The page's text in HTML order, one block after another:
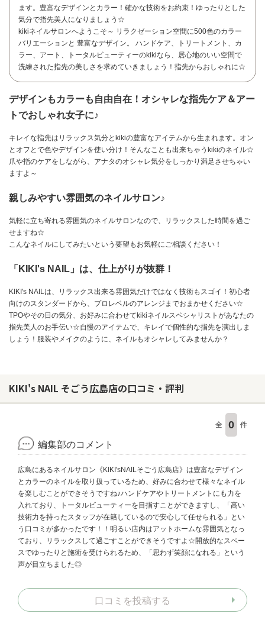
お問い合わせ
ます。豊富なデザインとカラー！確かな技術をお約束！ゆったりとした
気分で指先美人になりましょう☆
kikiネイルサロンへようこそ～ リラクゼーション空間に500色のカラー
バリエーションと 豊富なデザイン。 ハンドケア、トリートメント、カ
ラー、アート、トータルビューティーのkikiなら、居心地のいい空間で
洗練された指先の美しさを求めていきましょう！指先からおしゃれに☆
デザインもカラーも自由自在！オシャレな指先ケア＆アー
トでおしゃれ女子に♪
キレイな指先はリラックス気分とkikiの豊富なアイテムから生まれます。オン
とオフとで色やデザインを使い分け！そんなことも出来ちゃうkikiのネイル☆
爪や指のケアをしながら、アナタのオシャレ気分をしっかり満足させちゃい
ますよ～
親しみやすい雰囲気のネイルサロン♪
気軽に立ち寄れる雰囲気のネイルサロンなので、リラックスした時間を過ご
せますね☆
こんなネイルにしてみたいという要望もお気軽にご相談ください！
「KIKI's NAIL」は、仕上がりが抜群！
KIKI's NAILは、リラックス出来る雰囲気だけではなく技術もスゴイ！初心者
向けのスタンダードから、プロレベルのアレンジまでおまかせください☆
TPOやその日の気分、お好みに合わせてkikiネイルスペシャリストがあなたの
指先美人のお手伝い☆自慢のアイテムで、キレイで個性的な指先を演出しま
しょう！服装やメイクのように、ネイルもオシャレしてみませんか？
KIKI's NAIL そごう広島店の口コミ・評判
全 0 件
編集部のコメント
広島にあるネイルサロン《KIKI'sNAILそごう広島店》は豊富なデザイン
とカラーのネイルを取り扱っているため、好みに合わせて様々なネイル
を楽しむことができそうですね♪ハンドケアやトリートメントにも力を
入れており、トータルビューティーを目指すことができますし、「高い
技術力を持ったスタッフが在籍しているので安心して任せられる」とい
う口コミが多かったです！！明るい店内はアットホームな雰囲気となっ
ており、リラックスして過ごすことができそうですよ☆開放的なスペー
スでゆったりと施術を受けられるため、「思わず笑顔になれる」という
声が目立ちました◎
口コミを投稿する